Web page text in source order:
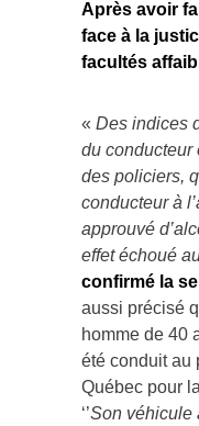
face à la
facultés
Des indices
du
des policiers,
conducteur à
approuvé
effet échoué
confirmé la
aussi précisé
homme de 40
été conduit au
Québec pour
‘’Son véhicule